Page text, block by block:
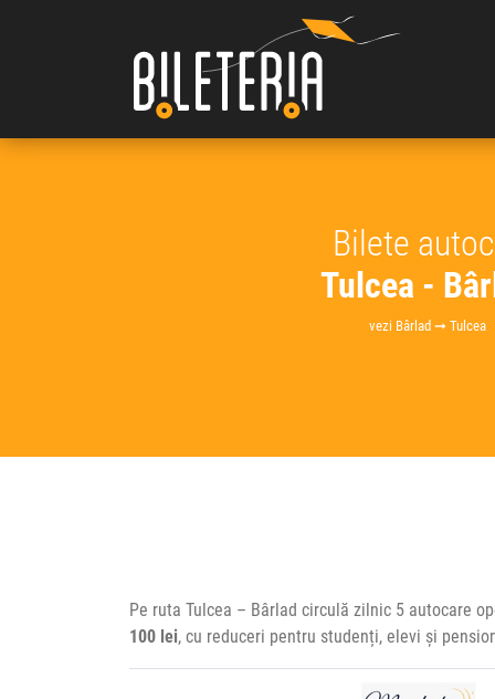
Bilete
Tulcea -
vezi Bârlad ➞ Tulcea
Pe ruta Tulcea – Bârlad circulă zilnic 5 autocare
100 lei, cu reduceri pentru studenți, elevi și